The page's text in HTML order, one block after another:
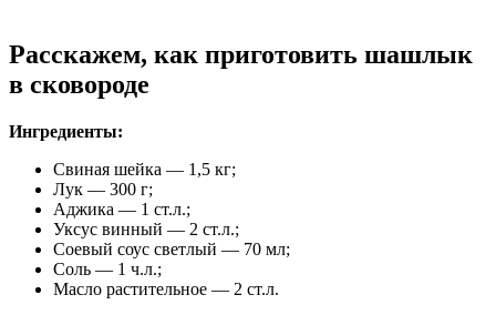
Расскажем, как приготовить шашлык
в сковороде
Ингредиенты:
Свиная шейка — 1,5 кг;
Лук — 300 г;
Аджика — 1 ст.л.;
Уксус винный — 2 ст.л.;
Соевый соус светлый — 70 мл;
Соль — 1 ч.л.;
Масло растительное — 2 ст.л.